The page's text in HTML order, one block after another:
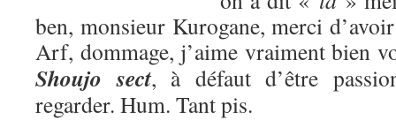
ben, monsieur Kurogane, merci
Arf, dommage, j’aime vraiment bien
Shoujo sect, à défaut d’être
regarder. Hum. Tant pis.